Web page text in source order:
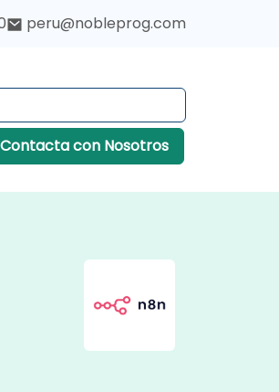
peru@nobleprog.com
Contacta con Nosotros